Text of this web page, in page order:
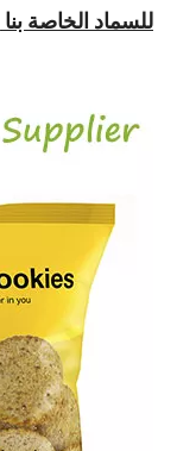
للسماد الخاصة بنا